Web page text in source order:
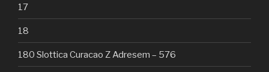
17
18
180 Slottica Curacao Z Adresem – 576